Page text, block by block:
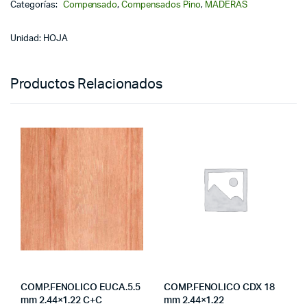
Categorías: Compensado,Compensados Pino, MADERAS
Unidad: HOJA
Productos Relacionados
COMP.FENOLICO EUCA.5.5
mm 2.44×1.22 C+C
COMP.FENOLICO CDX 18
mm 2.44×1.22